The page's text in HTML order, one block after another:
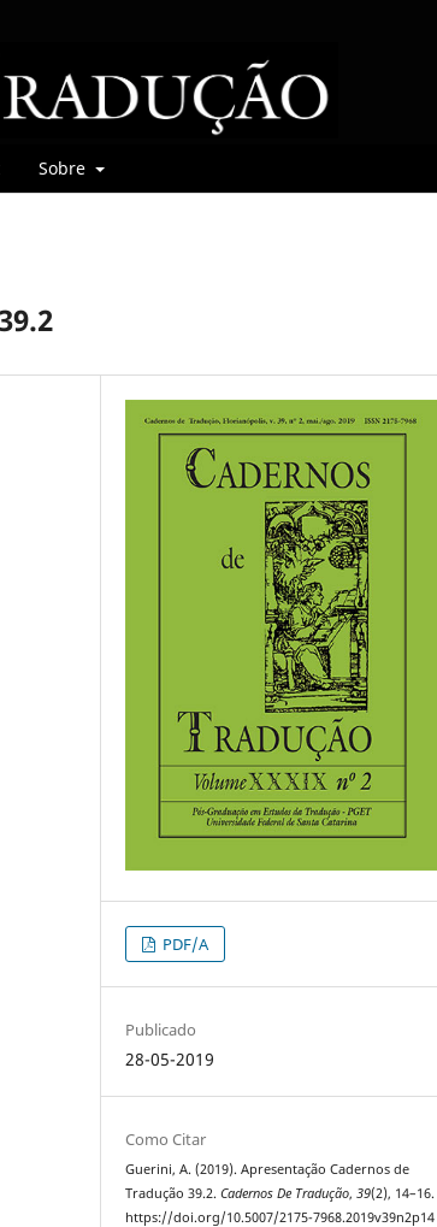
Sobre
PDF/A
Publicado
28-05-2019
Como Citar
Guerini, A. (2019). Apresentação Cadernos de
Tradução 39.2.Cadernos De Tradução,39(2), 14–16.
https://doi.org/10.5007/2175-7968.2019v39n2p14